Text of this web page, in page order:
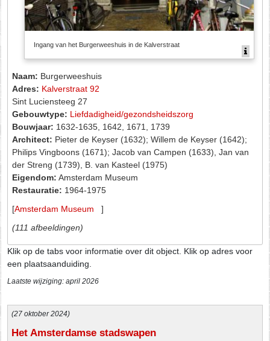
Ingang van het Burgerweeshuis in de Kalverstraat
Naam: Burgerweeshuis
Adres: Kalverstraat 92
Sint Luciensteeg 27
Gebouwtype: Liefdadigheid/gezondsheidszorg
Bouwjaar: 1632-1635, 1642, 1671, 1739
Architect: Pieter de Keyser (1632); Willem de Keyser (1642);
Philips Vingboons (1671); Jacob van Campen (1633), Jan van
der Streng (1739), B. van Kasteel (1975)
Eigendom: Amsterdam Museum
Restauratie: 1964-1975
[Amsterdam Museum
]
(111 afbeeldingen)
Klik op de tabs voor informatie over dit object. Klik op adres voor
een plaatsaanduiding.
Laatste wijziging: april 2026
(27 oktober 2024)
Het Amsterdamse stadswapen